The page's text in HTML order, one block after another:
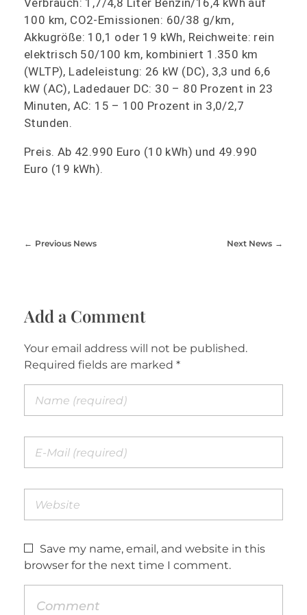
100 km, CO2-Emissionen: 60/38 g/km,
Akkugröße: 10,1 oder 19 kWh, Reichweite: rein
elektrisch 50/100 km, kombiniert 1.350 km
(WLTP), Ladeleistung: 26 kW (DC), 3,3 und 6,6
kW (AC), Ladedauer DC: 30 – 80 Prozent in 23
Minuten, AC: 15 – 100 Prozent in 3,0/2,7
Stunden.
Preis. Ab 42.990 Euro (10 kWh) und 49.990
Euro (19 kWh).
Previous News Next News
Add a Comment
Your email address will not be published.
Required fields are marked *
Save my name, email, and website in this
browser for the next time I comment.